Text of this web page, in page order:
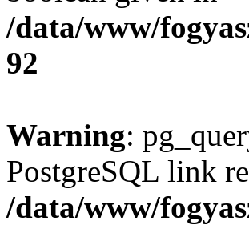
/data/www/
92
Warning:
PostgreSQL link
/data/www/